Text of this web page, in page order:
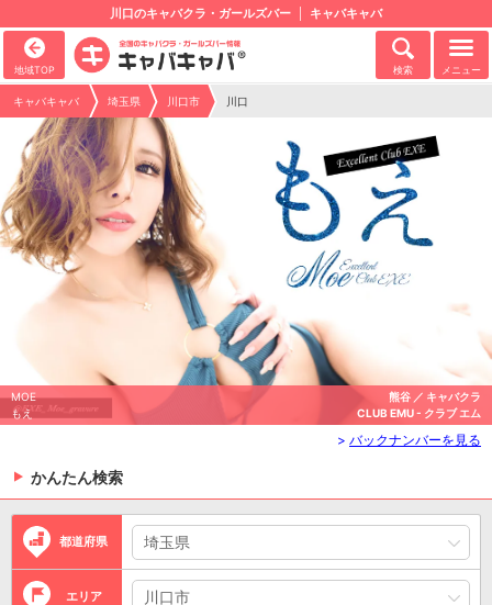
川口のキャバクラ・ガールズバー キャバキャバ
地域TOP 検索 メニュー
キャバキャバ 埼玉県 川口市 川口
MOE
もえ
熊谷 ／ キャバクラ
CLUB EMU - クラブ エム
> バックナンバーを見る
かんたん検索
都道府県
エリア